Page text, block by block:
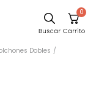
0
Dobles